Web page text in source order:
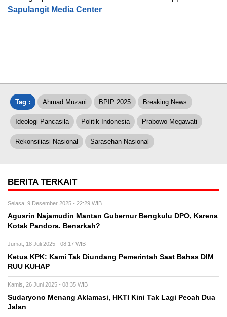
Sapulangit Media Center
Tag : Ahmad Muzani BPIP 2025 Breaking News
Ideologi Pancasila Politik Indonesia Prabowo Megawati
Rekonsiliasi Nasional Sarasehan Nasional
BERITA TERKAIT
Selasa, 9 Desember 2025 - 22:29 WIB
Agusrin Najamudin Mantan Gubernur Bengkulu DPO, Karena
Kotak Pandora. Benarkah?
Jumat, 18 Juli 2025 - 08:17 WIB
Ketua KPK: Kami Tak Diundang Pemerintah Saat Bahas DIM
RUU KUHAP
Kamis, 26 Juni 2025 - 08:35 WIB
Sudaryono Menang Aklamasi, HKTI Kini Tak Lagi Pecah Dua
Jalan